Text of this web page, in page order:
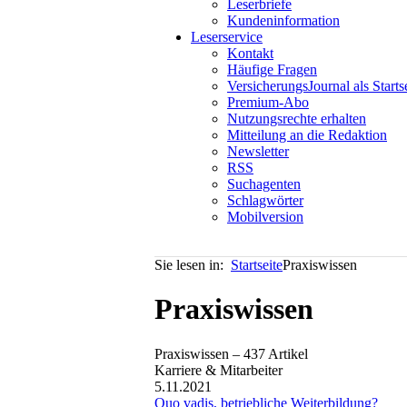
Leserbriefe
Kundeninformation
Leserservice
Kontakt
Häufige Fragen
VersicherungsJournal als
Premium-Abo
Nutzungsrechte erhalten
Mitteilung an die Redaktion
Newsletter
RSS
Suchagenten
Schlagwörter
Mobilversion
Sie lesen in: StartseitePraxiswissen
Praxiswissen
Praxiswissen – 437 Artikel
Karriere & Mitarbeiter
5.11.2021
Quo vadis, betriebliche Weiterbildung?